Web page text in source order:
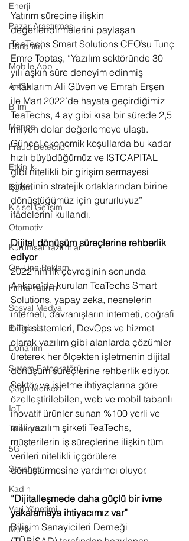
Enerji
Pazar Araştırması
Donanım
Mobile App
Ar-Ge
Bilim
Manga
Fraud Detection
Etkinlik
Eğitim
Kişisel Gelişim
Otomotiv
Kurumsal Yazılımlar
On-Line Reklam
Firma Yatırımı
Sosyal Medya
E-Ticaret
Donanım
Sistem Entegratörü
Çağrı Merkezi
IoT
Telekom
5G
Seyahat
Kadın
Veri Yönetimi
Müzik
Yatırım sürecine ilişkin
değerlendirmelerini paylaşan
TeaTechs Smart Solutions CEO’su Tunç
Emre Toptaş, “Yazılım sektöründe 30
yılı aşkın süre deneyim edinmiş
ortaklarım Ali Güven ve Emrah Erşen
ile Mart 2022’de hayata geçirdiğimiz
TeaTechs, 4 ay gibi kısa bir sürede 2,5
milyon dolar değerlemeye ulaştı.
Güncel ekonomik koşullarda bu kadar
hızlı büyüdüğümüz ve ISTCAPITAL
gibi nitelikli bir girişim sermayesi
şirketinin stratejik ortaklarından birine
dönüştüğümüz için gururluyuz”
ifadelerini kullandı.
Dijital dönüşüm süreçlerine rehberlik
ediyor
2022’nin ilk çeyreğinin sonunda
Ankara’da kurulan TeaTechs Smart
Solutions, yapay zeka, nesnelerin
interneti, davranışların interneti, coğrafi
bilgi sistemleri, DevOps ve hizmet
olarak yazılım gibi alanlarda çözümler
üreterek her ölçekten işletmenin dijital
dönüşüm süreçlerine rehberlik ediyor.
Sektör ve işletme ihtiyaçlarına göre
özelleştirilebilen, web ve mobil tabanlı
inovatif ürünler sunan %100 yerli ve
milli yazılım şirketi TeaTechs,
müşterilerin iş süreçlerine ilişkin tüm
verileri nitelikli içgörülere
dönüştürmesine yardımcı oluyor.
“Dijitalleşmede daha güçlü bir ivme
yakalamaya ihtiyacımız var”
Bilişim Sanayicileri Derneği